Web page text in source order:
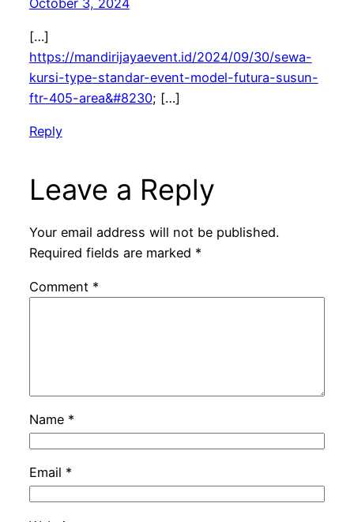
[…]
https://mandirijayaevent.id/2024/09/30/sewa-
kursi-type-standar-event-model-futura-susun-
ftr-405-area&#8230; […]
Reply
Leave a Reply
Your email address will not be published.
Required fields are marked *
Comment *
Name *
Email *